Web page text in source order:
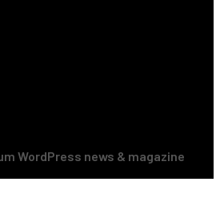
WordPress news & magazine